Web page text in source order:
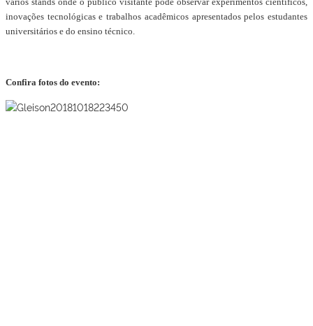
inovações tecnológicas e trabalhos acadêmicos apresentados pelos estudantes
universitários e do ensino técnico.
Confira fotos do evento: